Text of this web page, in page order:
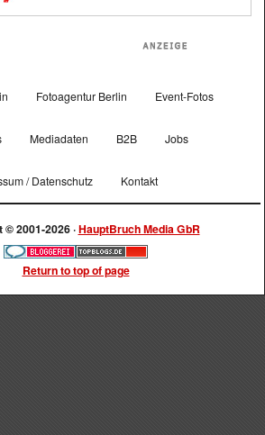
Fotoagentur Berlin Event-Fotos
Mediadaten B2B Jobs
/ Datenschutz Kontakt
2001-2026 ·HauptBruch Media GbR
Return to top of page